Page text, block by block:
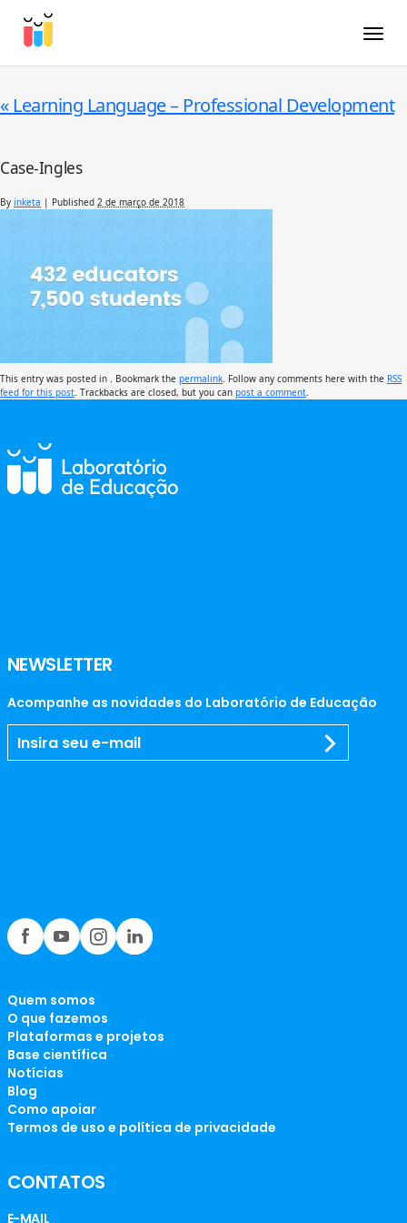
« Learning Language – Professional Development
Case-Ingles
By inketa | Published 2 de março de 2018
This entry was posted in . Bookmark the permalink . Follow any comments here with the RSS
feed for this post . Trackbacks are closed, but you can post a comment
NEWSLETTER
Acompanhe as novidades do Laboratório de Educação
Quem somos
O que fazemos
Plataformas e projetos
Base científica
Notícias
Blog
Como apoiar
Termos de uso e política de privacidade
CONTATOS
E-MAIL